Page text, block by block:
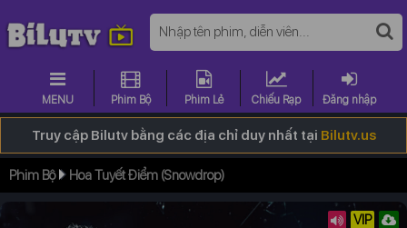
MENU Phim Bộ Phim Lẻ Chiếu Rạp Đăng nhập
Truy cập Bilutv bằng các địa chỉ duy nhất tại Bilutv.us
Phim Bộ Hoa Tuyết Điểm (Snowdrop)
VIP